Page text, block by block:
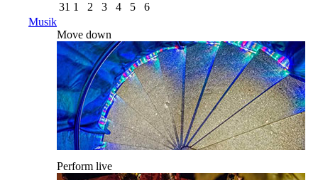
31 1 2 3 4 5
6
Musik
Move down
Perform live